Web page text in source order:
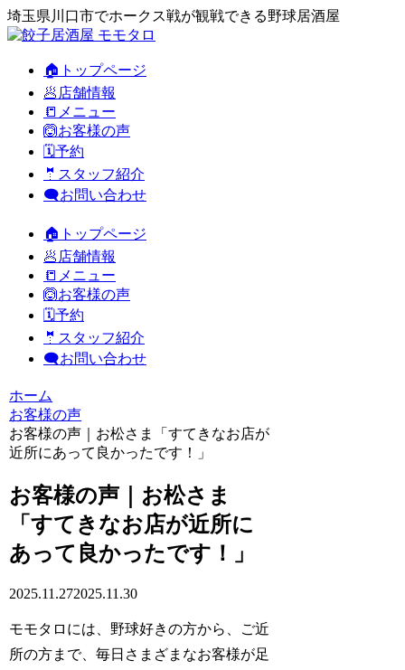
埼玉県川口市でホークス戦が観戦できる野球居酒屋
🏠トップページ
🥟店舗情報
📒メニュー
🙆お客様の声
🗓️予約
🤵スタッフ紹介
🗨️お問い合わせ
🏠トップページ
🥟店舗情報
📒メニュー
🙆お客様の声
🗓️予約
🤵スタッフ紹介
🗨️お問い合わせ
ホーム
お客様の声
お客様の声｜お松さま「すてきなお店が
近所にあって良かったです！」
お客様の声｜お松さま
「すてきなお店が近所に
あって良かったです！」
2025.11.272025.11.30
モモタロには、野球好きの方から、ご近
所の方まで、毎日さまざまなお客様が足